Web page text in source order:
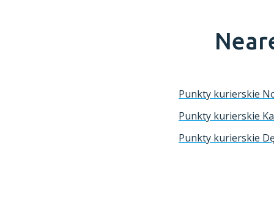
Punkty kurierskie
Punkty kurierskie
Punkty kurierskie